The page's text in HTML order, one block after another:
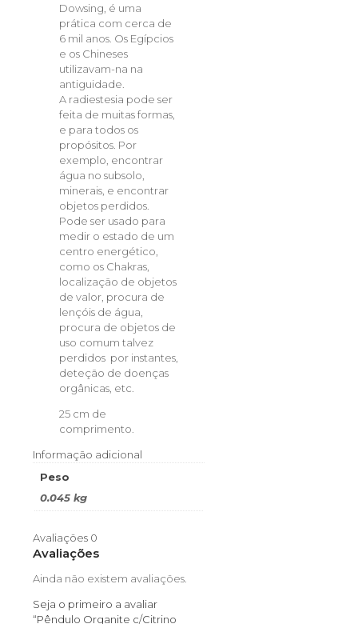
Dowsing, é uma
prática com cerca de
6 mil anos. Os Egípcios
e os Chineses
utilizavam-na na
antiguidade.
A radiestesia pode ser
feita de muitas formas,
e para todos os
propósitos. Por
exemplo, encontrar
água no subsolo,
minerais, e encontrar
objetos perdidos.
Pode ser usado para
medir o estado de um
centro energético,
como os Chakras,
localização de objetos
de valor, procura de
lençóis de água,
procura de objetos de
uso comum talvez
perdidos por instantes,
deteção de doenças
orgânicas, etc.
25 cm de
comprimento.
Informação adicional
Peso
0.045 kg
Avaliações 0
Avaliações
Ainda não existem avaliações.
Seja o primeiro a avaliar
“Pêndulo Organite c/Citrino